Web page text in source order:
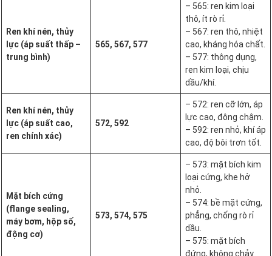
Ren khí nén, thủy
lực (áp suất thấp –
trung bình)
565, 567, 577
– 565: ren kim loại
thô, ít rò rỉ.
– 567: ren thô, nhiệt
cao, kháng hóa chất.
– 577: thông dụng,
ren kim loại, chịu
dầu/khí.
Ren khí nén, thủy
lực (áp suất cao,
ren chính xác)
572, 592
– 572: ren cỡ lớn, áp
lực cao, đông chậm.
– 592: ren nhỏ, khí áp
cao, độ bôi trơn tốt.
Mặt bích cứng
(flange sealing,
máy bơm, hộp số,
động cơ)
573, 574, 575
– 573: mặt bích kim
loại cứng, khe hở
nhỏ.
– 574: bề mặt cứng,
phẳng, chống rò rỉ
dầu.
– 575: mặt bích
đứng, không chảy